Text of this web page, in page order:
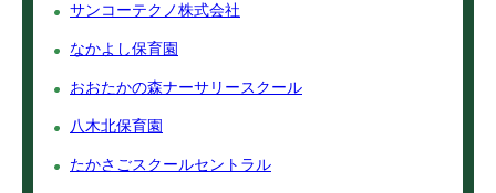
サンコーテクノ株式会社
なかよし保育園
おおたかの森ナーサリースクール
八木北保育園
たかさごスクールセントラル